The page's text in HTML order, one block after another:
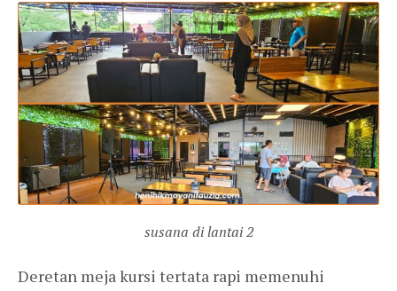
susana di lantai 2
Deretan meja kursi tertata rapi memenuhi